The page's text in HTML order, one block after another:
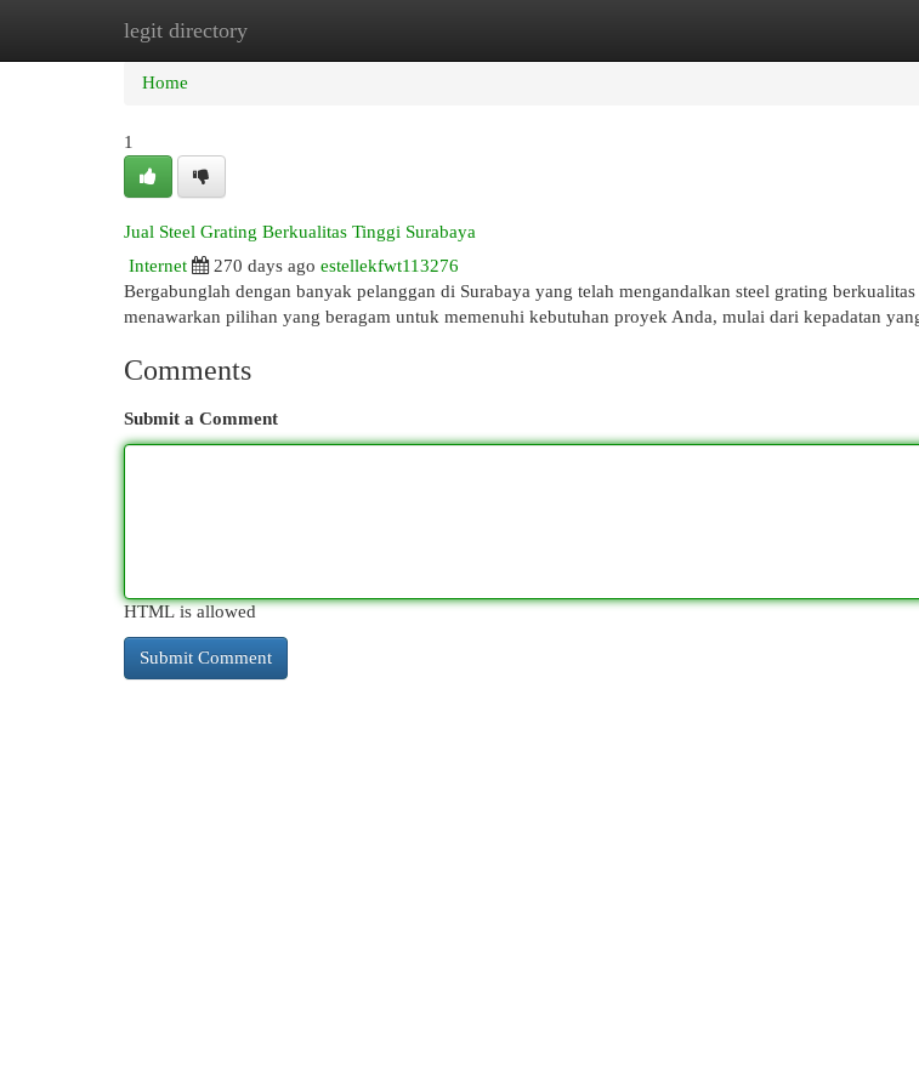
legit directory
Home New Site Listings
Home
1
Jual Steel Grating Berkualitas Tinggi Surabaya
Internet
270 days ago estellekfwt113276
Bergabunglah dengan banyak pelanggan di Surabaya yang telah mengandalkan steel grating
menawarkan pilihan yang beragam untuk memenuhi kebutuhan proyek Anda, mulai dari kepadatan
Comments
Submit a Comment
HTML is allowed